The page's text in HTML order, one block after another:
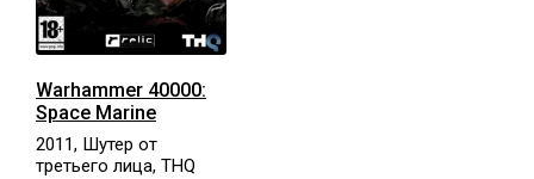
Warhammer 40000:
Space Marine
2011, Шутер от
третьего лица, THQ